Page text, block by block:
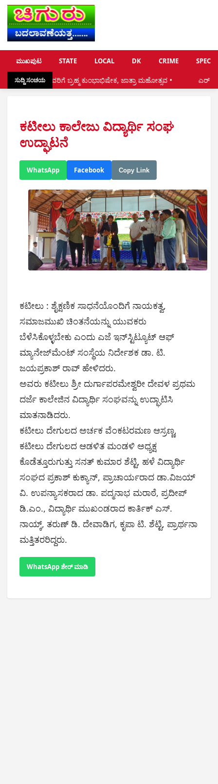
ಮುಖಪುಟ STATE LOCAL DK CRIME
ಸುದ್ದಿ ಸಂಚಯ
ಬ್ರಹ್ಮ ಕುಂಭಾಭಿಷೇಕ, ಜಾತ್ರಾ ಮಹೋತ್ಸವ • ಎರ್ ಪೋರ್ಟ್ ನಿಂದ
ಕಟೀಲು ಕಾಲೇಜು ವಿದ್ಯಾರ್ಥಿ ಸಂಘ
ಉದ್ಘಾಟನೆ
WhatsApp Facebook Copy Link
ಕಟೀಲು : ಶೈಕ್ಷಣಿಕ ಸಾಧನೆಯೊಂದಿಗೆ ನಾಯಕತ್ವ,
ಸಮಾಜಮುಖಿ ಚಿಂತನೆಯನ್ನು ಯುವಕರು
ಬೆಳೆಸಿಕೊಳ್ಳಬೇಕು ಎಂದು ಎಜೆ ಇನ್‌ಸ್ಟಿಟ್ಯೂಟ್ ಆಫ್
ಮ್ಯಾನೇಜ್‌ಮೆಂಟ್ ಸಂಸ್ಥೆಯ ನಿರ್ದೇಶಕ ಡಾ. ಟಿ.
ಜಯಪ್ರಕಾಶ್ ರಾವ್ ಹೇಳಿದರು.
ಅವರು ಕಟೀಲು ಶ್ರೀ ದುರ್ಗಾಪರಮೇಶ್ವರೀ ದೇವಳ ಪ್ರಥಮ
ದರ್ಜೆ ಕಾಲೇಜಿನ ವಿದ್ಯಾರ್ಥಿ ಸಂಘವನ್ನು ಉದ್ಘಾಟಿಸಿ
ಮಾತನಾಡಿದರು.
ಕಟೀಲು ದೇಗುಲದ ಅರ್ಚಕ ವೆಂಕಟರಮಣ ಆಸ್ರಣ್ಣ,
ಕಟೀಲು ದೇಗುಲದ ಆಡಳಿತ ಮಂಡಳಿ ಅಧ್ಯಕ್ಷ
ಕೊಡೆತ್ತೂರುಗುತ್ತು ಸನತ್ ಕುಮಾರ ಶೆಟ್ಟಿ, ಹಳೆ ವಿದ್ಯಾರ್ಥಿ
ಸಂಘದ ಪ್ರಕಾಶ್ ಕುಕ್ಯಾನ್, ಪ್ರಾಚಾರ್ಯರಾದ ಡಾ.ವಿಜಯ್
ವಿ. ಉಪನ್ಯಾಸಕರಾದ ಡಾ. ಪದ್ಮನಾಭ ಮರಾಠೆ, ಪ್ರದೀಪ್
ಡಿ.ಎಂ., ವಿದ್ಯಾರ್ಥಿ ಮುಖಂಡರಾದ ಕಾರ್ತಿಕ್ ಎಸ್.
ನಾಯ್ಕ್, ತರುಣ್ ಡಿ. ದೇವಾಡಿಗ, ಕೃಪಾ ಟಿ. ಶೆಟ್ಟಿ, ಪ್ರಾರ್ಥನಾ
ಮತ್ತಿತರರಿದ್ದರು.
WhatsApp ಶೇರ್ ಮಾಡಿ